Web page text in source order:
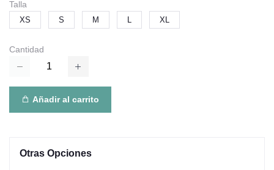
Talla
XS S M L XL
Cantidad
Añadir al carrito
Otras Opciones